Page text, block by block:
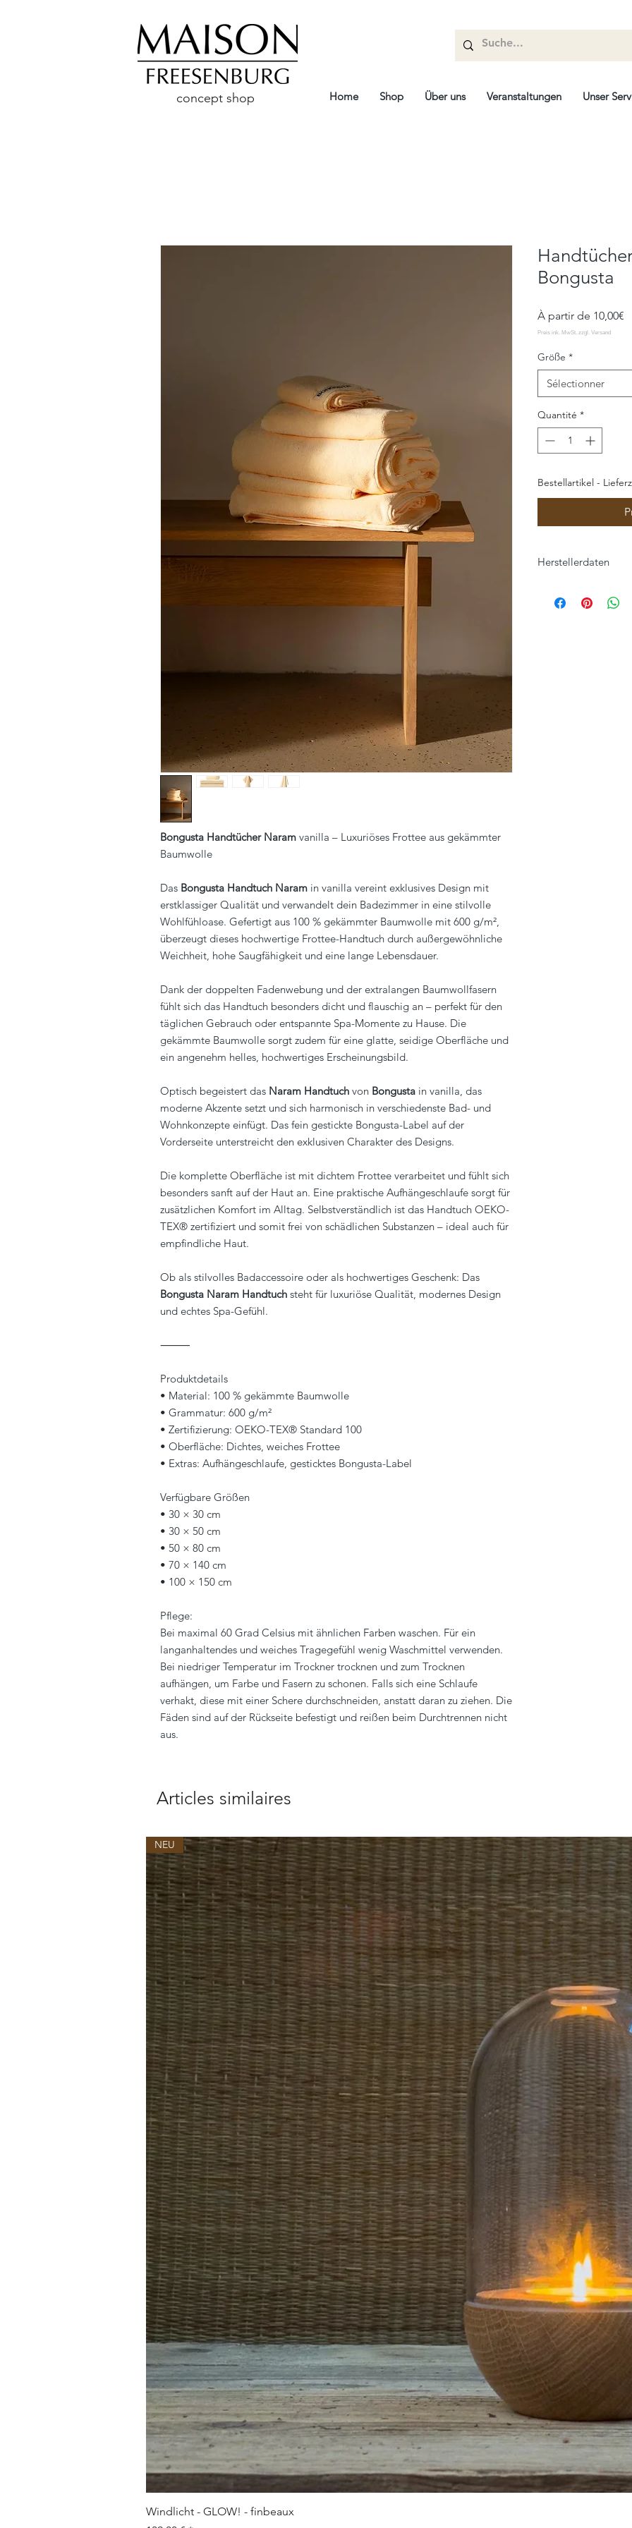
concept shop Home Shop Über uns Veranstaltungen Unser
Bongusta Handtücher Naram vanilla – Luxuriöses Frottee aus gekämmter
Baumwolle
Das Bongusta Handtuch Naram in vanilla vereint exklusives Design mit
erstklassiger Qualität und verwandelt dein Badezimmer in eine stilvolle
Wohlfühloase. Gefertigt aus 100 % gekämmter Baumwolle mit 600 g/m²,
überzeugt dieses hochwertige Frottee-Handtuch durch außergewöhnliche
Weichheit, hohe Saugfähigkeit und eine lange Lebensdauer.
Dank der doppelten Fadenwebung und der extralangen Baumwollfasern
fühlt sich das Handtuch besonders dicht und flauschig an – perfekt für den
täglichen Gebrauch oder entspannte Spa-Momente zu Hause. Die
gekämmte Baumwolle sorgt zudem für eine glatte, seidige Oberfläche und
ein angenehm helles, hochwertiges Erscheinungsbild.
Optisch begeistert das Naram Handtuch von Bongusta in vanilla, das
moderne Akzente setzt und sich harmonisch in verschiedenste Bad- und
Wohnkonzepte einfügt. Das fein gestickte Bongusta-Label auf der
Vorderseite unterstreicht den exklusiven Charakter des Designs.
Die komplette Oberfläche ist mit dichtem Frottee verarbeitet und fühlt sich
besonders sanft auf der Haut an. Eine praktische Aufhängeschlaufe sorgt für
zusätzlichen Komfort im Alltag. Selbstverständlich ist das Handtuch OEKO-
TEX® zertifiziert und somit frei von schädlichen Substanzen – ideal auch für
empfindliche Haut.
Ob als stilvolles Badaccessoire oder als hochwertiges Geschenk: Das
Bongusta Naram Handtuch steht für luxuriöse Qualität, modernes Design
und echtes Spa-Gefühl.
⸻
Produktdetails
• Material: 100 % gekämmte Baumwolle
• Grammatur: 600 g/m²
• Zertifizierung: OEKO-TEX® Standard 100
• Oberfläche: Dichtes, weiches Frottee
• Extras: Aufhängeschlaufe, gesticktes Bongusta-Label
Verfügbare Größen
• 30 × 30 cm
• 30 × 50 cm
• 50 × 80 cm
• 70 × 140 cm
• 100 × 150 cm
Pflege:
Bei maximal 60 Grad Celsius mit ähnlichen Farben waschen. Für ein
langanhaltendes und weiches Tragegefühl wenig Waschmittel verwenden.
Bei niedriger Temperatur im Trockner trocknen und zum Trocknen
aufhängen, um Farbe und Fasern zu schonen. Falls sich eine Schlaufe
verhakt, diese mit einer Schere durchschneiden, anstatt daran zu ziehen. Die
Fäden sind auf der Rückseite befestigt und reißen beim Durchtrennen nicht
aus.
Bongusta
À partir de 10,00€
Größe *
Sélectionner
Quantité *
Bestellartikel -
Herstellerdaten
Ebeltoftvej 4
Articles similaires
NEU
Windlicht - GLOW! - finbeaux